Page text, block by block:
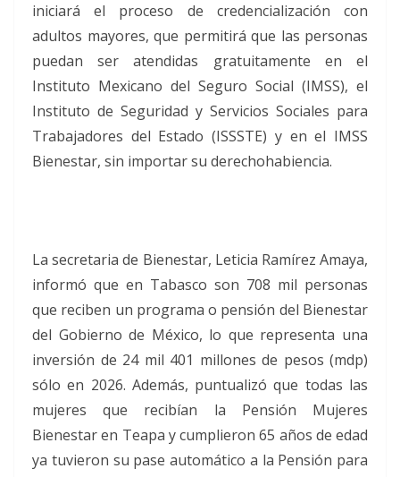
iniciará el proceso de credencialización con
adultos mayores, que permitirá que las personas
puedan ser atendidas gratuitamente en el
Instituto Mexicano del Seguro Social (IMSS), el
Instituto de Seguridad y Servicios Sociales para
Trabajadores del Estado (ISSSTE) y en el IMSS
Bienestar, sin importar su derechohabiencia.
La secretaria de Bienestar, Leticia Ramírez Amaya,
informó que en Tabasco son 708 mil personas
que reciben un programa o pensión del Bienestar
del Gobierno de México, lo que representa una
inversión de 24 mil 401 millones de pesos (mdp)
sólo en 2026. Además, puntualizó que todas las
mujeres que recibían la Pensión Mujeres
Bienestar en Teapa y cumplieron 65 años de edad
ya tuvieron su pase automático a la Pensión para